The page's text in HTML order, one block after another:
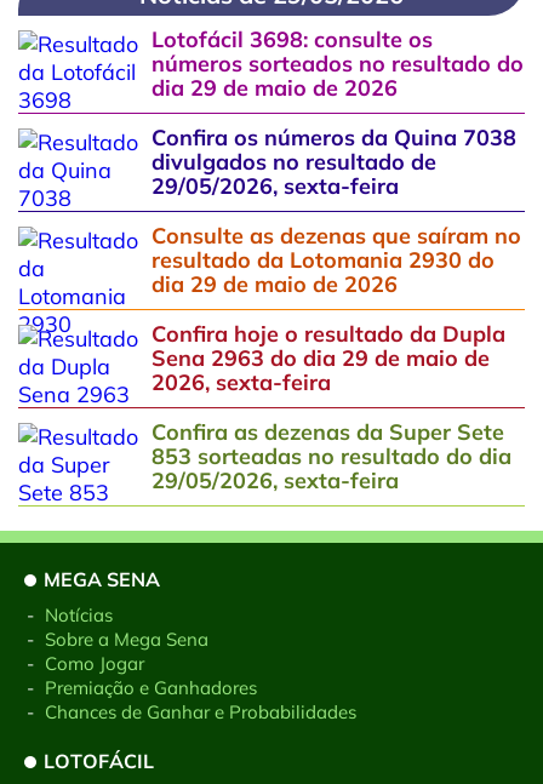
Lotofácil 3698: consulte os
números sorteados no resultado do
dia 29 de maio de 2026
Confira os números da Quina 7038
divulgados no resultado de
29/05/2026, sexta-feira
Consulte as dezenas que saíram no
resultado da Lotomania 2930 do
dia 29 de maio de 2026
Confira hoje o resultado da Dupla
Sena 2963 do dia 29 de maio de
2026, sexta-feira
Confira as dezenas da Super Sete
853 sorteadas no resultado do dia
29/05/2026, sexta-feira
MEGA SENA
- Notícias
- Sobre a Mega Sena
- Como Jogar
- Premiação e Ganhadores
- Chances de Ganhar e Probabilidades
LOTOFÁCIL